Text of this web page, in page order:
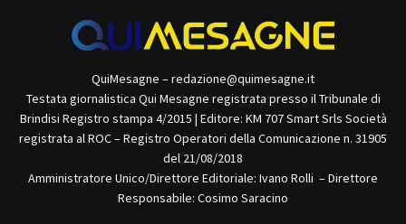
QuiMesagne – redazione@quimesagne.it
Testata giornalistica Qui Mesagne registrata presso il Tribunale di
Brindisi Registro stampa 4/2015 | Editore: KM 707 Smart Srls Società
registrata al ROC – Registro Operatori della Comunicazione n. 31905
del 21/08/2018
Amministratore Unico/Direttore Editoriale: Ivano Rolli – Direttore
Responsabile: Cosimo Saracino